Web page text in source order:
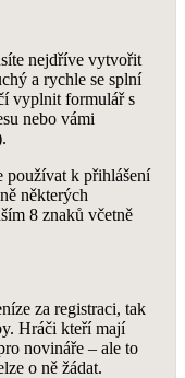
nejdříve vytvořit
a rychle se splní
vyplnit formulář s
nebo vámi
používat k přihlášení
některých
8 znaků včetně
za registraci, tak
Hráči kteří mají
novináře – ale to
o ně žádat.